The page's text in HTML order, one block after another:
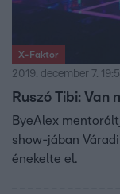
X-Faktor
2019. december 7.
Ruszó Tibi:
ByeAlex
show-jában